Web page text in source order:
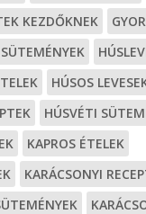
KEZDŐKNEK
HÚSOS
HÚSVÉTI
KAPROS ÉTELEK
KARÁCSONYI